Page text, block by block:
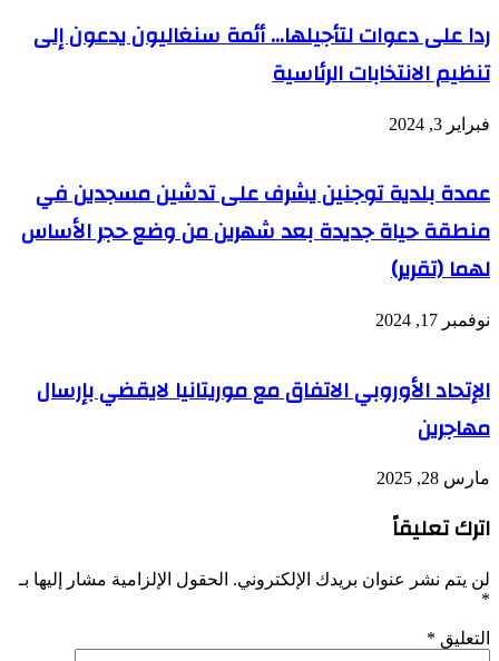
ردا على دعوات لتأجيلها… أئمة سنغاليون يدعون إلى
تنظيم الانتخابات الرئاسية
فبراير 3, 2024
عمدة بلدية توجنين يشرف على تدشين مسجدين في
منطقة حياة جديدة بعد شهرين من وضع حجر الأساس
لهما (تقرير)
نوفمبر 17, 2024
الإتحاد الأوروبي الاتفاق مع موريتانيا لايقضي بإرسال
مهاجرين
مارس 28, 2025
اترك تعليقاً
لن يتم نشر عنوان بريدك الإلكتروني. الحقول الإلزامية مشار إليها بـ
*
التعليق *